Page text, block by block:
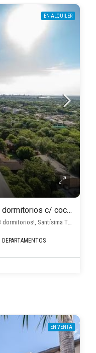
EN ALQUILER
Departamento en alquiler de 3 dormitorios c/ cochera en Santísima Trinidad
En alquiler! Departamento amoblado de 3 dormitorios!, Santísima Trinidad, Asunción D.C.
DEPARTAMENTOS
EN VENTA